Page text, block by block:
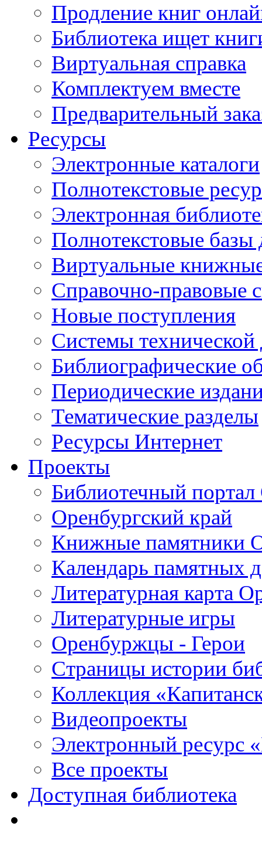
Продление книг
Библиотека ищет
Виртуальная справка
Комплектуем вместе
Предварительный
Ресурсы
Электронные каталоги
Полнотекстовые
Электронная
Полнотекстовые
Виртуальные
Справочно-правовые
Новые поступления
Cистемы
Библиографические
Периодические
Тематические разделы
Ресурсы Интернет
Проекты
Библиотечный портал
Оренбургский край
Книжные памятники
Календарь памятных
Литературная карта
Литературные игры
Оренбуржцы - Герои
Страницы истории
Коллекция
Видеопроекты
Электронный ресурс
Все проекты
Доступная библиотека